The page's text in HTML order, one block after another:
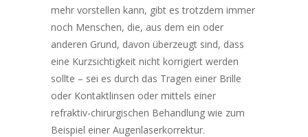
mehr vorstellen kann, gibt es trotzdem immer
noch Menschen, die, aus dem ein oder
anderen Grund, davon überzeugt sind, dass
eine Kurzsichtigkeit nicht korrigiert werden
sollte – sei es durch das Tragen einer Brille
oder Kontaktlinsen oder mittels einer
refraktiv-chirurgischen Behandlung wie zum
Beispiel einer Augenlaserkorrektur.